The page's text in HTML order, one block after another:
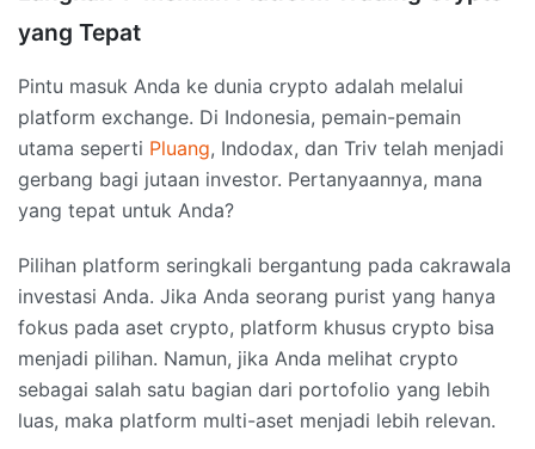
yang Tepat
Pintu masuk Anda ke dunia crypto adalah melalui
platform exchange. Di Indonesia, pemain-pemain
utama seperti Pluang, Indodax, dan Triv telah menjadi
gerbang bagi jutaan investor. Pertanyaannya, mana
yang tepat untuk Anda?
Pilihan platform seringkali bergantung pada cakrawala
investasi Anda. Jika Anda seorang purist yang hanya
fokus pada aset crypto, platform khusus crypto bisa
menjadi pilihan. Namun, jika Anda melihat crypto
sebagai salah satu bagian dari portofolio yang lebih
luas, maka platform multi-aset menjadi lebih relevan.